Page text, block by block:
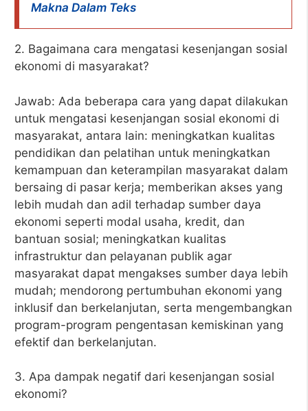
Makna Dalam Teks
2. Bagaimana cara mengatasi kesenjangan sosial
ekonomi di masyarakat?
Jawab: Ada beberapa cara yang dapat dilakukan
untuk mengatasi kesenjangan sosial ekonomi di
masyarakat, antara lain: meningkatkan kualitas
pendidikan dan pelatihan untuk meningkatkan
kemampuan dan keterampilan masyarakat dalam
bersaing di pasar kerja; memberikan akses yang
lebih mudah dan adil terhadap sumber daya
ekonomi seperti modal usaha, kredit, dan
bantuan sosial; meningkatkan kualitas
infrastruktur dan pelayanan publik agar
masyarakat dapat mengakses sumber daya lebih
mudah; mendorong pertumbuhan ekonomi yang
inklusif dan berkelanjutan, serta mengembangkan
program-program pengentasan kemiskinan yang
efektif dan berkelanjutan.
3. Apa dampak negatif dari kesenjangan sosial
ekonomi?